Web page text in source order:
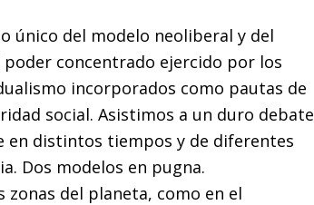
único del modelo neoliberal y del
poder concentrado ejercido por los
incorporados como pautas de
social. Asistimos a un duro debate
en distintos tiempos y de diferentes
Dos modelos en pugna.
del planeta, como en el